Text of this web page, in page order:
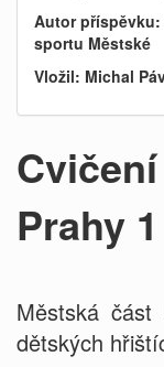
Autor příspěvku:
sportu Městské
Vložil: Michal
Prahy 1
Městská
dětských